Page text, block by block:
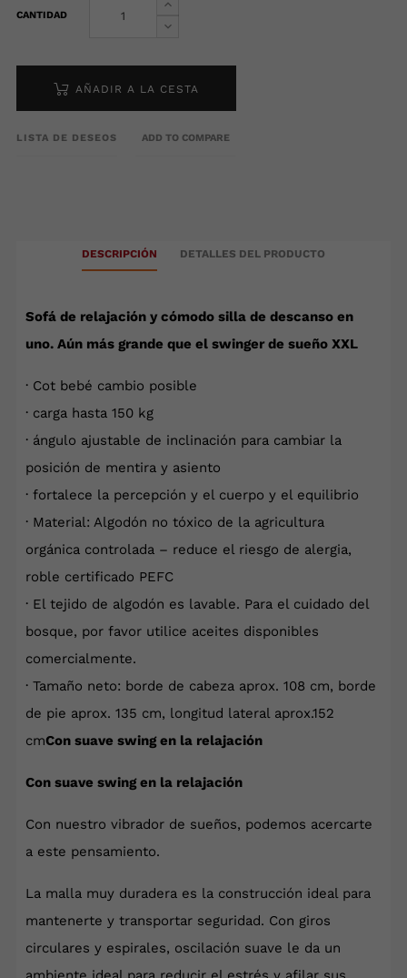
CANTIDAD
AÑADIR A LA CESTA
LISTA DE DESEOS ADD TO COMPARE
DESCRIPCIÓN DETALLES DEL PRODUCTO
Sofá de relajación y cómodo silla de descanso en
uno. Aún más grande que el swinger de sueño XXL
· Cot bebé cambio posible
· carga hasta 150 kg
· ángulo ajustable de inclinación para cambiar la
posición de mentira y asiento
· fortalece la percepción y el cuerpo y el equilibrio
· Material: Algodón no tóxico de la agricultura
orgánica controlada – reduce el riesgo de alergia,
roble certificado PEFC
· El tejido de algodón es lavable. Para el cuidado del
bosque, por favor utilice aceites disponibles
comercialmente.
· Tamaño neto: borde de cabeza aprox. 108 cm, borde
de pie aprox. 135 cm, longitud lateral aprox.152
cmCon suave swing en la relajación
Con suave swing en la relajación
Con nuestro vibrador de sueños, podemos acercarte
a este pensamiento.
La malla muy duradera es la construcción ideal para
mantenerte y transportar seguridad. Con giros
circulares y espirales, oscilación suave le da un